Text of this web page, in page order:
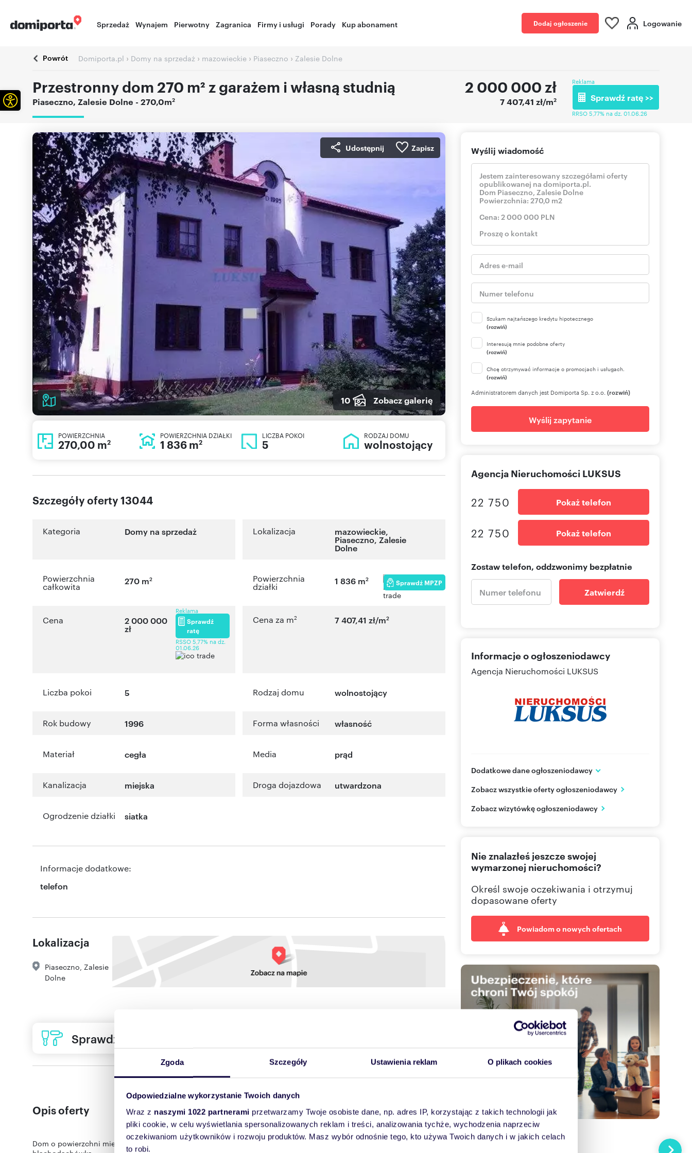
Zgoda Szczegóły Ustawienia reklam O plikach cookies
Odpowiedzialne wykorzystanie Twoich danych
Wraz z naszymi 1022 partnerami przetwarzamy Twoje osobiste dane, np. adres IP, korzystając z takich technologii jak
pliki cookie, w celu wyświetlania spersonalizowanych reklam i treści, analizowania tychże, wychodzenia naprzeciw
oczekiwaniom użytkowników i rozwoju produktów. Masz wybór odnośnie tego, kto używa Twoich danych i w jakich celach
to robi.
Sprzedaż Wynajem Pierwotny Zagranica Firmy i usługi Porady Kup abonament Dodaj ogłoszenie Logowanie
Powrót Domiporta.pl › Domy na sprzedaż › mazowieckie › Piaseczno › Zalesie Dolne
Przestronny dom 270 m² z garażem i własną studnią
Piaseczno, Zalesie Dolne - 270,0m2
2 000 000 zł
7 407,41 zł/m2
Reklama
Sprawdź ratę >>
RRSO 5,77% na dz. 01.06.26
Udostępnij Zapisz
10 Zobacz galerię
POWIERZCHNIA
270,00 m2
POWIERZCHNIA DZIAŁKI
1 836 m2
LICZBA POKOI
5
RODZAJ DOMU
wolnostojący
Szczegóły oferty 13044
Kategoria Domy na sprzedaż Lokalizacja mazowieckie,
Piaseczno, Zalesie
Dolne
Powierzchnia
całkowita
270 m2 Powierzchnia
działki
1 836 m2 Sprawdź MPZP
Cena 2 000 000
zł
Reklama
Sprawdź
ratę
RSSO 5,77% na dz.
01.06.26
Cena za m2 7 407,41 zł/m2
Liczba pokoi 5 Rodzaj domu wolnostojący
Rok budowy 1996 Forma własności własność
Materiał cegła Media prąd
Kanalizacja miejska Droga dojazdowa utwardzona
Ogrodzenie działki siatka
Informacje dodatkowe:
telefon
Lokalizacja
Piaseczno, Zalesie
Dolne
Sprawdź ofertę usług remontowych
Opis oferty
Dom o powierzchni mieszkalnej ok. 270 m na działce 1836 m z 1996 r. budowany metoda tradycyjną, dach pokryty
Wyślij wiadomość
Szukam najtańszego kredytu hipotecznego
(rozwiń)
Interesują mnie podobne oferty
(rozwiń)
Chcę otrzymywać informacje o promocjach i usługach.
(rozwiń)
Administratorem danych jest Domiporta Sp. z o.o. (rozwiń)
Wyślij zapytanie
Agencja Nieruchomości LUKSUS
22 750 Pokaż telefon
22 750 Pokaż telefon
Zostaw telefon, oddzwonimy bezpłatnie
Zatwierdź
Informacje o ogłoszeniodawcy
Agencja Nieruchomości LUKSUS
Dodatkowe dane ogłoszeniodawcy
Piaseczno
PL
22 750 Pokaż telefon
Zobacz wszystkie oferty ogłoszeniodawcy
Zobacz wizytówkę ogłoszeniodawcy
Nie znalazłeś jeszcze swojej
wymarzonej nieruchomości?
Określ swoje oczekiwania i otrzymuj
dopasowane oferty
Powiadom o nowych ofertach
Otwórz pasek narzędzi